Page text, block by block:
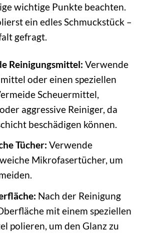
wichtige Punkte beachten.
ein edles Schmuckstück –
gefragt.
Reinigungsmittel: Verwende
oder einen speziellen
Scheuermittel,
aggressive Reiniger, da
beschädigen können.
Tücher: Verwende
Mikrofasertücher, um
Nach der Reinigung
mit einem speziellen
polieren, um den Glanz zu